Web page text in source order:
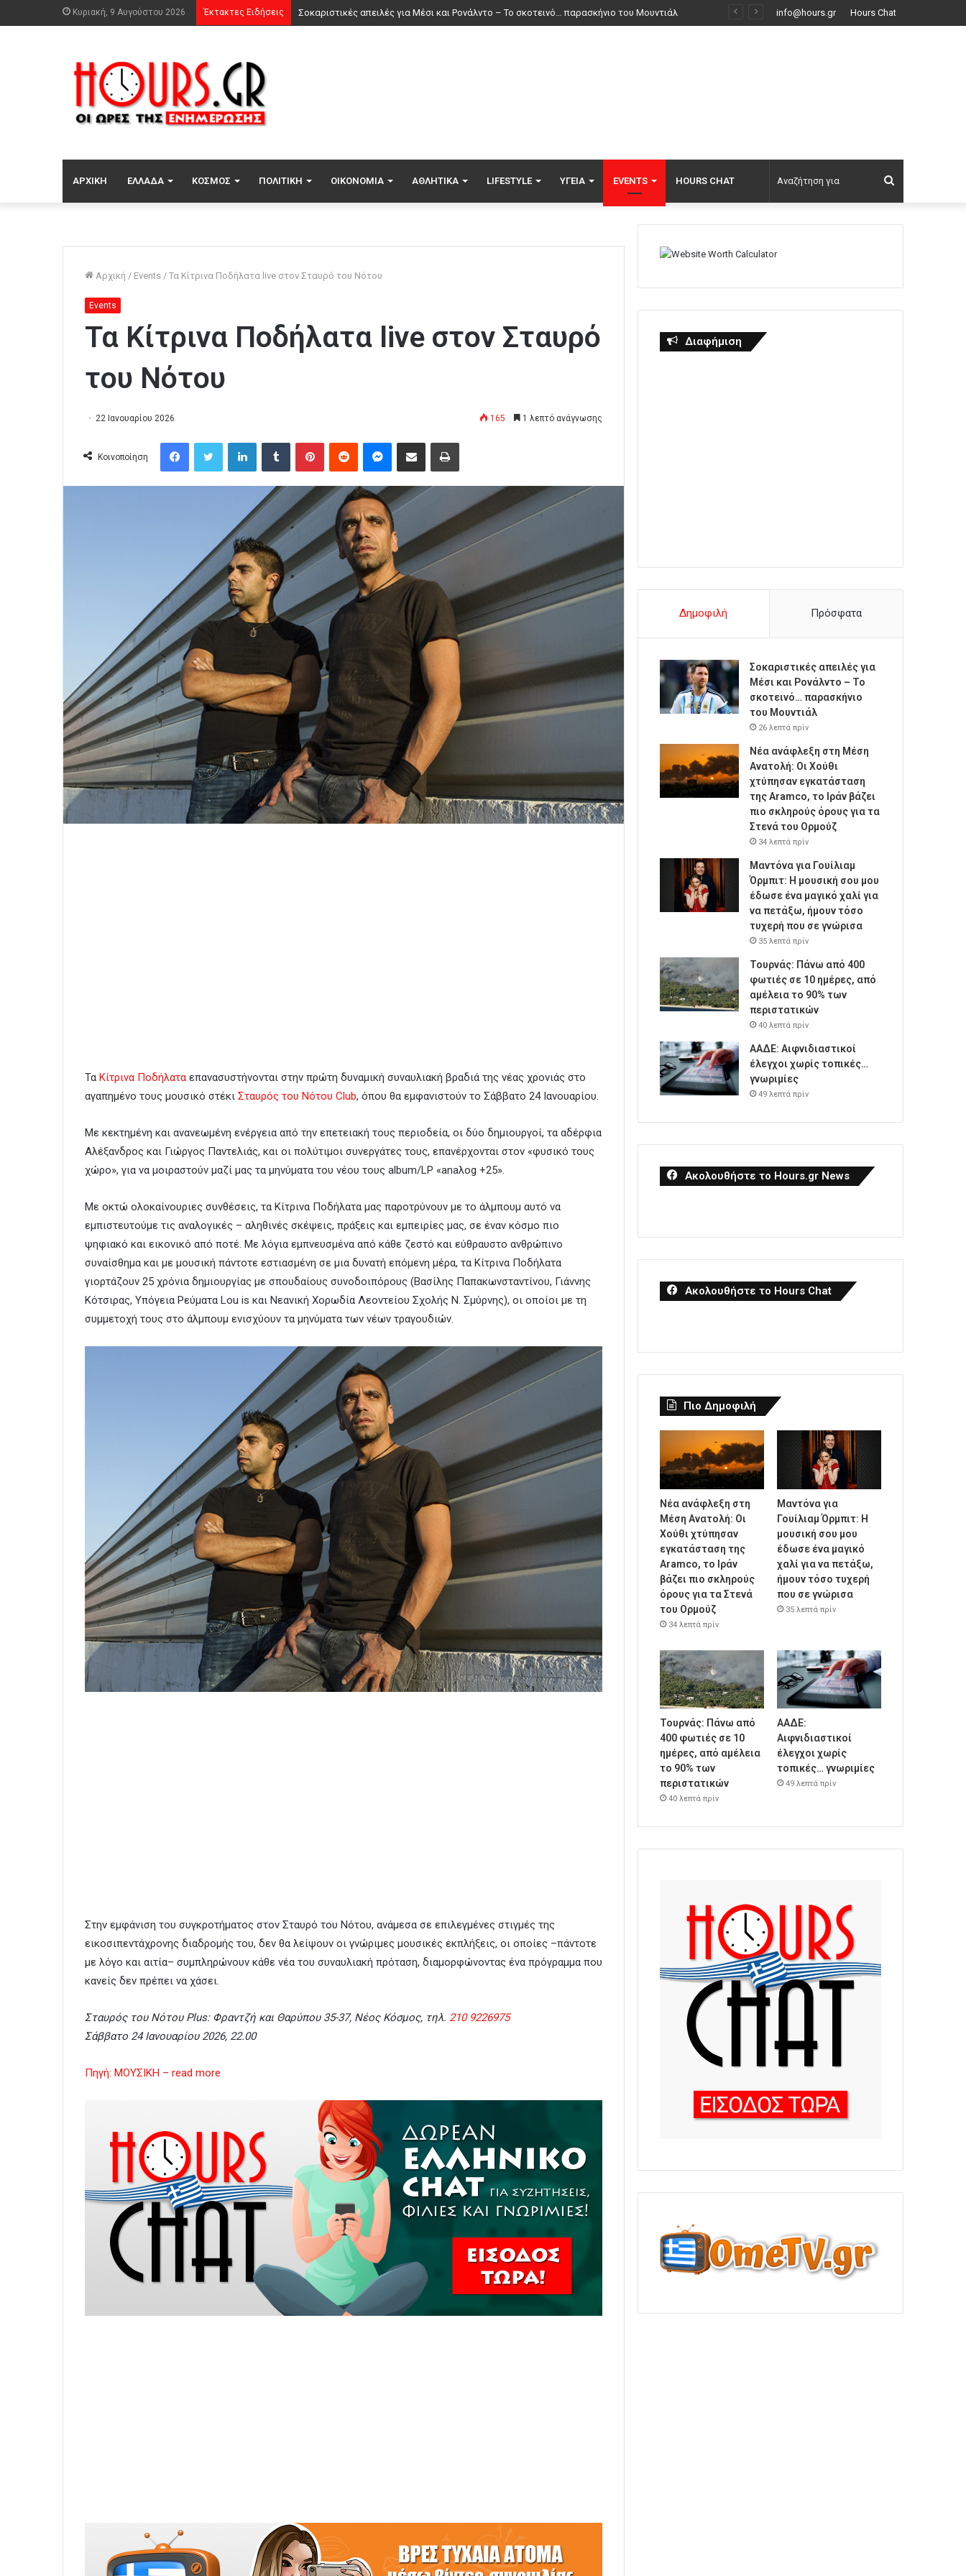
Κυριακή, 9 Αυγούστου 2026 Έκτακτες Ειδήσεις info@hours.gr Hours Chat
ΑΡΧΙΚΉ ΕΛΛΆΔΑ ΚΌΣΜΟΣ ΠΟΛΙΤΙΚΉ ΟΙΚΟΝΟΜΊΑ ΑΘΛΗΤΙΚΆ LIFESTYLE ΥΓΕΊΑ EVENTS HOURS CHAT
για
Αρχική / Events / Τα Κίτρινα Ποδήλατα live στον Σταυρό του Νότου
Events
Τα Κίτρινα Ποδήλατα live στον Σταυρό
του Νότου
22 Ιανουαρίου 2026 165 1 λεπτό ανάγνωσης
Κοινοποίηση
Τα Κίτρινα Ποδήλατα επανασυστήνονται στην πρώτη δυναμική συναυλιακή βραδιά της νέας χρονιάς στο
αγαπημένο τους μουσικό στέκι Σταυρός του Νότου Club, όπου θα εμφανιστούν το Σάββατο 24 Ιανουαρίου.
Με κεκτημένη και ανανεωμένη ενέργεια από την επετειακή τους περιοδεία, οι δύο δημιουργοί, τα αδέρφια
Αλέξανδρος και Γιώργος Παντελιάς, και οι πολύτιμοι συνεργάτες τους, επανέρχονται στον «φυσικό τους
χώρο», για να μοιραστούν μαζί μας τα μηνύματα του νέου τους album/LP «anaλog +25».
Με οκτώ ολοκαίνουριες συνθέσεις, τα Κίτρινα Ποδήλατα μας παροτρύνουν με το άλμπουμ αυτό να
εμπιστευτούμε τις αναλογικές – αληθινές σκέψεις, πράξεις και εμπειρίες μας, σε έναν κόσμο πιο
ψηφιακό και εικονικό από ποτέ. Με λόγια εμπνευσμένα από κάθε ζεστό και εύθραυστο ανθρώπινο
συναίσθημα και με μουσική πάντοτε εστιασμένη σε μια δυνατή επόμενη μέρα, τα Κίτρινα Ποδήλατα
γιορτάζουν 25 χρόνια δημιουργίας με σπουδαίους συνοδοιπόρους (Βασίλης Παπακωνσταντίνου, Γιάννης
Κότσιρας, Υπόγεια Ρεύματα Lou is και Νεανική Χορωδία Λεοντείου Σχολής Ν. Σμύρνης), οι οποίοι με τη
συμμετοχή τους στο άλμπουμ ενισχύουν τα μηνύματα των νέων τραγουδιών.
Στην εμφάνιση του συγκροτήματος στον Σταυρό του Νότου, ανάμεσα σε επιλεγμένες στιγμές της
εικοσιπεντάχρονης διαδρομής του, δεν θα λείψουν οι γνώριμες μουσικές εκπλήξεις, οι οποίες –πάντοτε
με λόγο και αιτία– συμπληρώνουν κάθε νέα του συναυλιακή πρόταση, διαμορφώνοντας ένα πρόγραμμα που
κανείς δεν πρέπει να χάσει.
Σταυρός του Νότου Plus: Φραντζή και Θαρύπου 35-37, Νέος Κόσμος, τηλ. 210 9226975
Σάββατο 24 Ιανουαρίου 2026, 22.00
Πηγή: ΜΟΥΣΙΚΗ – read more
Διαφήμιση
Δημοφιλή Πρόσφατα
Σοκαριστικές απειλές για
Μέσι και Ρονάλντο – Το
σκοτεινό… παρασκήνιο
του Μουντιάλ
26 λεπτά πρίν
Νέα ανάφλεξη στη Μέση
Ανατολή: Οι Χούθι
χτύπησαν εγκατάσταση
της Aramco, το Ιράν βάζει
πιο σκληρούς όρους για τα
Στενά του Ορμούζ
34 λεπτά πρίν
Μαντόνα για Γουίλιαμ
Όρμπιτ: Η μουσική σου μου
έδωσε ένα μαγικό χαλί για
να πετάξω, ήμουν τόσο
τυχερή που σε γνώρισα
35 λεπτά πρίν
Τουρνάς: Πάνω από 400
φωτιές σε 10 ημέρες, από
αμέλεια το 90% των
περιστατικών
40 λεπτά πρίν
ΑΑΔΕ: Αιφνιδιαστικοί
έλεγχοι χωρίς τοπικές…
γνωριμίες
49 λεπτά πρίν
Ακολουθήστε το Hours.gr News
Ακολουθήστε το Hours Chat
Πιο Δημοφιλή
Νέα ανάφλεξη στη
Μέση Ανατολή: Οι
Χούθι χτύπησαν
εγκατάσταση της
Aramco, το Ιράν
βάζει πιο σκληρούς
όρους για τα Στενά
του Ορμούζ
34 λεπτά πρίν
Μαντόνα για
Γουίλιαμ Όρμπιτ: Η
μουσική σου μου
έδωσε ένα μαγικό
χαλί για να πετάξω,
ήμουν τόσο τυχερή
που σε γνώρισα
35 λεπτά πρίν
Τουρνάς: Πάνω από
400 φωτιές σε 10
ημέρες, από αμέλεια
το 90% των
περιστατικών
40 λεπτά πρίν
ΑΑΔΕ:
Αιφνιδιαστικοί
έλεγχοι χωρίς
τοπικές… γνωριμίες
49 λεπτά πρίν